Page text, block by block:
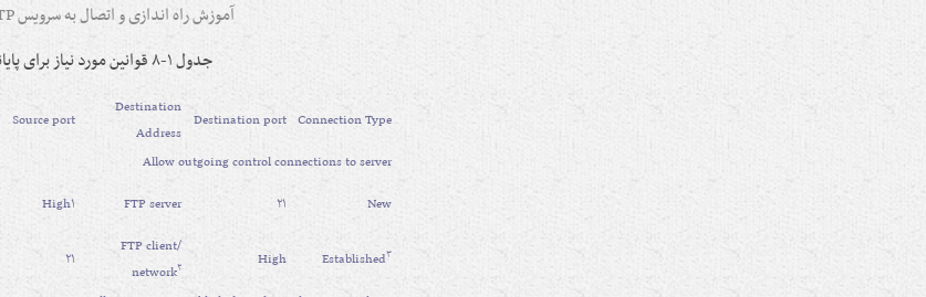
آموزش راه اندازی و اتصال به سرویس FTP لینوکس
جدول ۱-۸ قوانین مورد نیاز برای پایانۀ FTP
Connection Type
Destination port
Destination
Address
Source port
Allow outgoing control connections to server
New
۲۱ FTP server High۱
Established۳ High
FTP client/
network۲ ۲۱